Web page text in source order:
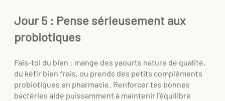
Jour 5 : Pense sérieusement aux
probiotiques
Fais-toi du bien : mange des yaourts nature de qualité,
du kéfir bien frais, ou prends des petits compléments
probiotiques en pharmacie. Renforcer tes bonnes
bactéries aide puissamment à maintenir l’équilibre